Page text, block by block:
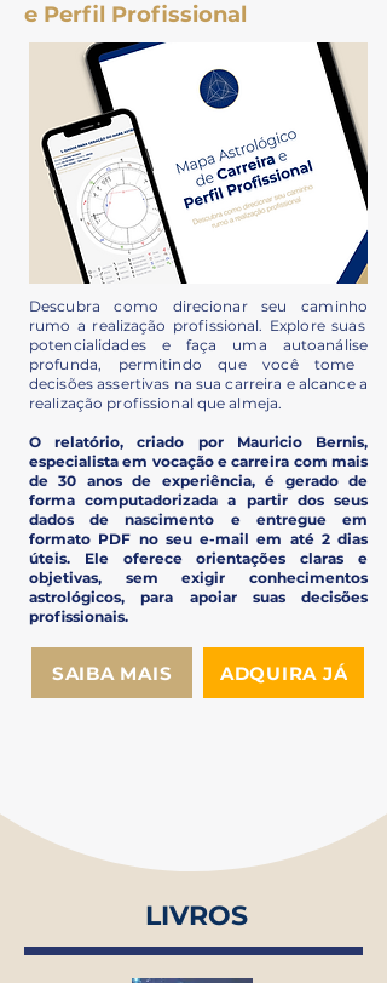
e Perfil Profissional
Descubra como direcionar seu caminho
rumo a realização profissional. Explore suas
potencialidadese faça uma autoanálise
profunda, permitindo que você tome
decisõesassertivas na sua carreira e alcance a
realização profissional que almeja.
O relatório, criado por Mauricio Bernis,
especialista em vocação e carreira com mais
de 30 anos de experiência, é gerado de
forma computadorizada a partir dos seus
dados de nascimento e entregue em
formato PDF no seu e-mail em até 2 dias
úteis. Ele oferece orientações claras e
objetivas, sem exigir conhecimentos
astrológicos, para apoiar suas decisões
profissionais.
SAIBA MAIS ADQUIRA JÁ
LIVROS